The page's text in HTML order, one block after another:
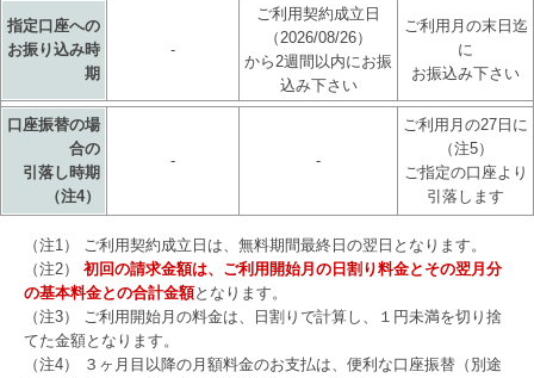
指定口座への
お振り込み時
期
-
ご利用契約成立日
（2026/08/26）
から2週間以内にお振
込み下さい
ご利用月の末日迄
に
お振込み下さい
口座振替の場
合の
引落し時期
（注4）
- -
ご利用月の27日に
（注5）
ご指定の口座より
引落します
（注1） ご利用契約成立日は、無料期間最終日の翌日となります。
（注2） 初回の請求金額は、ご利用開始月の日割り料金とその翌月分
の基本料金との合計金額となります。
（注3） ご利用開始月の料金は、日割りで計算し、１円未満を切り捨
てた金額となります。
（注4） ３ヶ月目以降の月額料金のお支払は、便利な口座振替（別途